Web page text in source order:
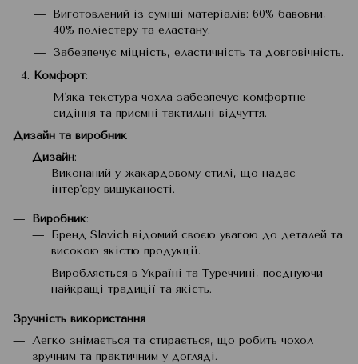
Виготовлений із суміші матеріалів: 60% бавовни,
40% поліестеру та еластану.
Забезпечує міцність, еластичність та довговічність.
Комфорт:
М'яка текстура чохла забезпечує комфортне
сидіння та приємні тактильні відчуття.
Дизайн та виробник
Дизайн:
Виконаний у жакардовому стилі, що надає
інтер'єру вишуканості.
Виробник:
Бренд Slavich відомий своєю увагою до деталей та
високою якістю продукції.
Виробляється в Україні та Туреччині, поєднуючи
найкращі традиції та якість.
Зручність використання
Легко знімається та стирається, що робить чохол
зручним та практичним у догляді.